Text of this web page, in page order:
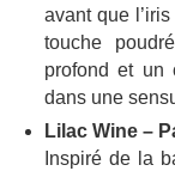
avant que
touche
profond et un
dans une
Lilac Wine –
Inspiré de la